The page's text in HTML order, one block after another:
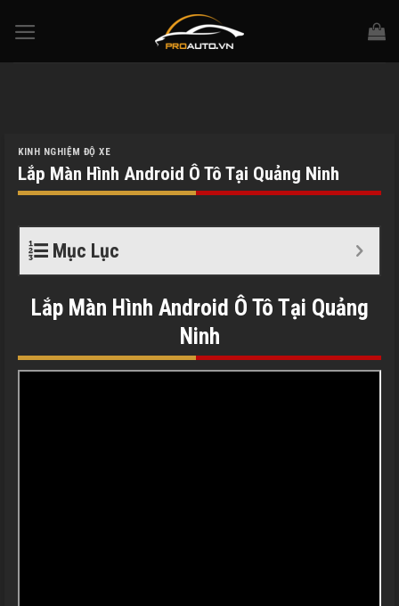
KINH NGHIỆM ĐỘ XE
Lắp Màn Hình Android Ô Tô Tại Quảng Ninh
Mục Lục
Lắp Màn Hình Android Ô Tô Tại Quảng
Ninh